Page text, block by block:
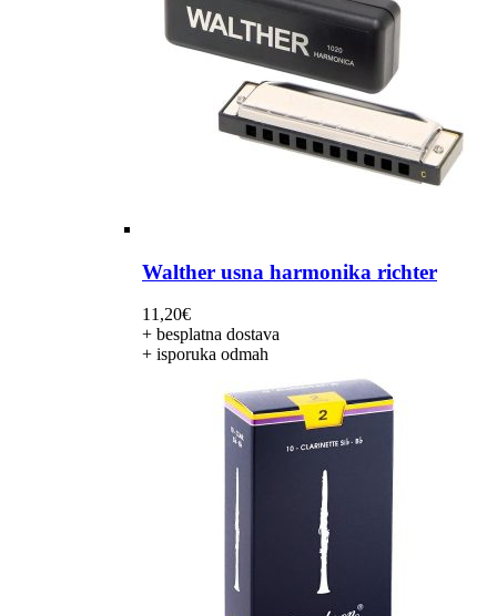
Walther usna harmonika richter
11,20€
+ besplatna dostava
+ isporuka odmah